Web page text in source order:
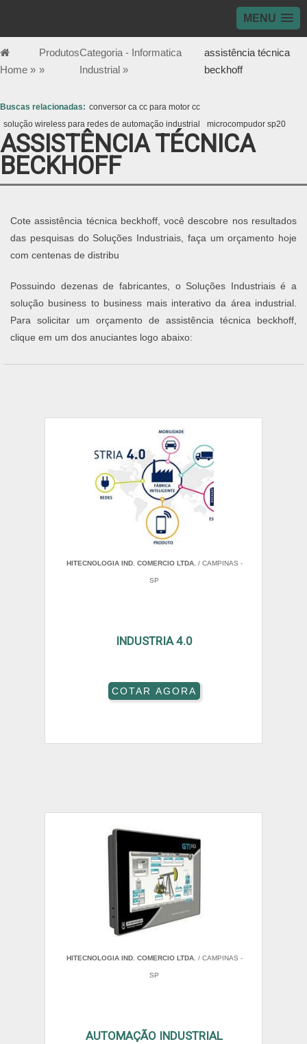
MENU
Home »
Produtos
»
Categoria - Informatica
Industrial »
assistência técnica
beckhoff
Buscas relacionadas: conversor ca cc para motor cc
solução wireless para redes de automação industrial
microcompudor sp20
ASSISTÊNCIA TÉCNICA
BECKHOFF
Cote assistência técnica beckhoff, você descobre nos resultados
das pesquisas do Soluções Industriais, faça um orçamento hoje
com centenas de distribu
Possuindo dezenas de fabricantes, o Soluções Industriais é a
solução business to business mais interativo da área industrial.
Para solicitar um orçamento de assistência técnica beckhoff,
clique em um dos anuciantes logo abaixo:
HITECNOLOGIA IND. COMERCIO LTDA. / CAMPINAS -
SP
INDUSTRIA 4.0
COTAR AGORA
HITECNOLOGIA IND. COMERCIO LTDA. / CAMPINAS -
SP
AUTOMAÇÃO INDUSTRIAL